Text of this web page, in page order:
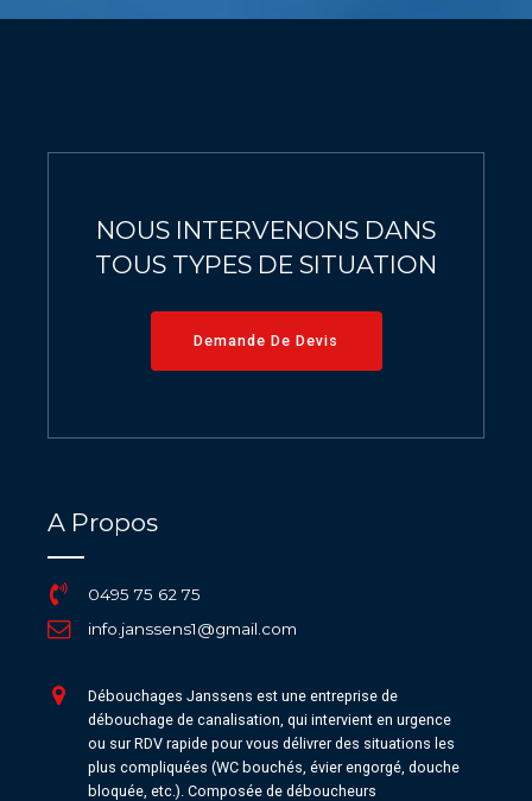
9
NOUS INTERVENONS DANS
TOUS TYPES DE SITUATION
Demande De Devis
A Propos
0495 75 62 75
info.janssens1@gmail.com
Débouchages Janssens est une entreprise de
débouchage de canalisation, qui intervient en urgence
ou sur RDV rapide pour vous délivrer des situations les
plus compliquées (WC bouchés, évier engorgé, douche
bloquée, etc.). Composée de déboucheurs